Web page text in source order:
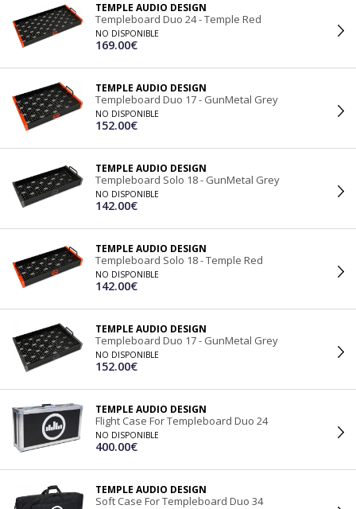
TEMPLE AUDIO DESIGN
Templeboard Duo 24 - Temple Red
NO DISPONIBLE
169.00€
TEMPLE AUDIO DESIGN
Templeboard Duo 17 - GunMetal Grey
NO DISPONIBLE
152.00€
TEMPLE AUDIO DESIGN
Templeboard Solo 18 - GunMetal Grey
NO DISPONIBLE
142.00€
TEMPLE AUDIO DESIGN
Templeboard Solo 18 - Temple Red
NO DISPONIBLE
142.00€
TEMPLE AUDIO DESIGN
Templeboard Duo 17 - GunMetal Grey
NO DISPONIBLE
152.00€
TEMPLE AUDIO DESIGN
Flight Case For Templeboard Duo 24
NO DISPONIBLE
400.00€
TEMPLE AUDIO DESIGN
Soft Case For Templeboard Duo 34